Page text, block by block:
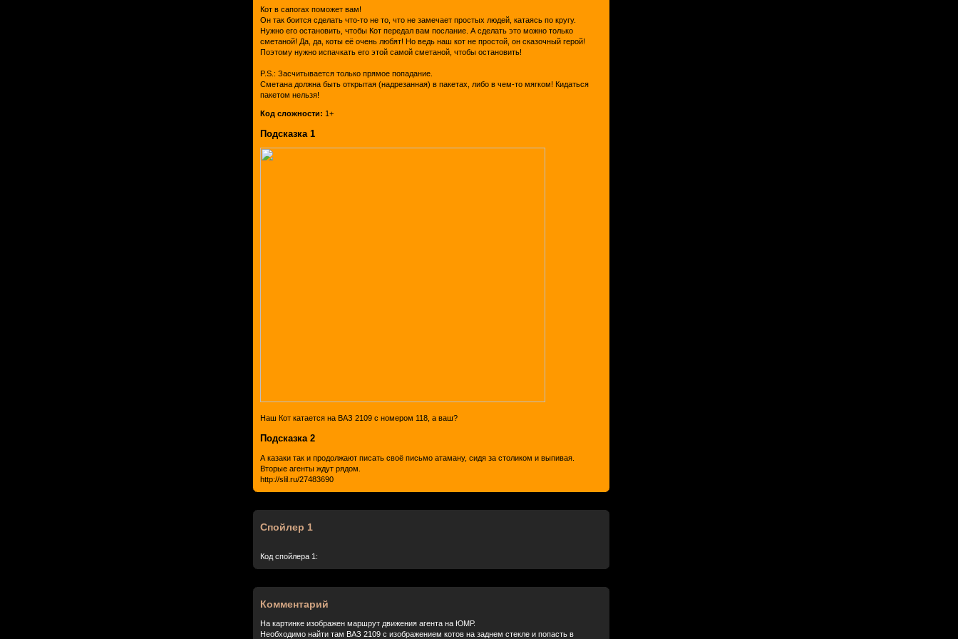
Кот в сапогах поможет вам!
Он так боится сделать что-то не то, что не замечает простых людей, катаясь по кругу.
Нужно его остановить, чтобы Кот передал вам послание. А сделать это можно только
сметаной! Да, да, коты её очень любят! Но ведь наш кот не простой, он сказочный герой!
Поэтому нужно испачкать его этой самой сметаной, чтобы остановить!
P.S.: Засчитывается только прямое попадание.
Сметана должна быть открытая (надрезанная) в пакетах, либо в чем-то мягком! Кидаться
пакетом нельзя!
Код сложности: 1+
Подсказка 1
Наш Кот катается на ВАЗ 2109 с номером 118, а ваш?
Подсказка 2
А казаки так и продолжают писать своё письмо атаману, сидя за столиком и выпивая.
Вторые агенты ждут рядом.
http://slil.ru/27483690
Спойлер 1
Код спойлера 1:
Комментарий
На картинке изображен маршрут движения агента на ЮМР.
Необходимо найти там ВАЗ 2109 с изображением котов на заднем стекле и попасть в